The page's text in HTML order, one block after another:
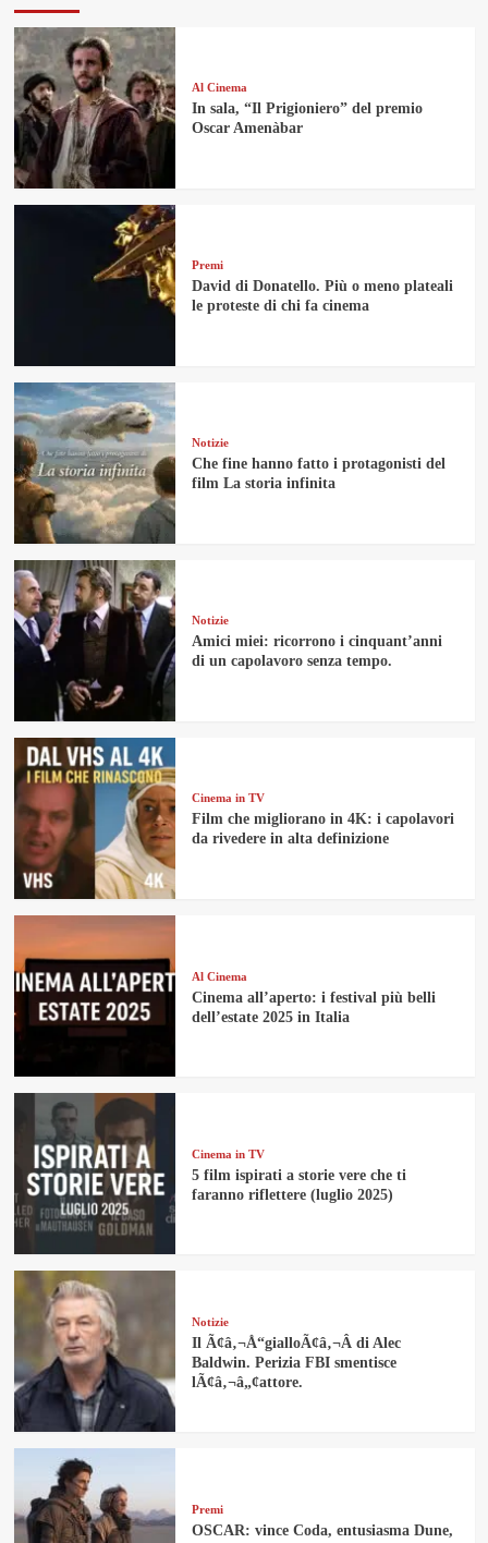
Al Cinema
In sala, “Il Prigioniero” del premio
Oscar Amenàbar
Premi
David di Donatello. Più o meno plateali
le proteste di chi fa cinema
Notizie
Che fine hanno fatto i protagonisti del
film La storia infinita
Notizie
Amici miei: ricorrono i cinquant’anni
di un capolavoro senza tempo.
Cinema in TV
Film che migliorano in 4K: i capolavori
da rivedere in alta definizione
Al Cinema
Cinema all’aperto: i festival più belli
dell’estate 2025 in Italia
Cinema in TV
5 film ispirati a storie vere che ti
faranno riflettere (luglio 2025)
Notizie
Il Ã¢â‚¬Å“gialloÃ¢â‚¬Â di Alec
Baldwin. Perizia FBI smentisce
lÃ¢â‚¬â„¢attore.
Premi
OSCAR: vince Coda, entusiasma Dune,